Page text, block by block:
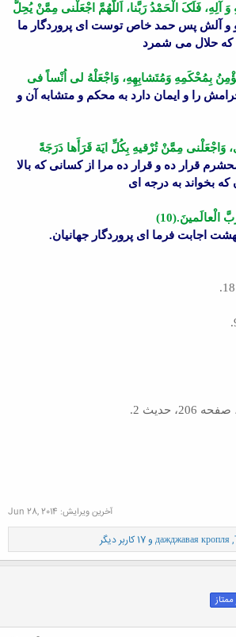
وَ آلِهِ، فَلَکَ الْحَمْدُ رَبَّنا، اَللّهُمَّ اجْعَلْنى مِمَّنْ یُحِلُّ
و آلش پس حمد خاص توست اى پروردگار ما
که حلال مى شمرد
بِمُحْکَمِهِ وَمُتَشابِهِهِ، وَاجْعَلْهُ لى اُنْساً فى
را و ایمان دارد به محکم و متشابه آن و
مِمَّنْ تُرْقیهِ بِکُلِّ ایَة قَرَأَها دَرَجَةً
قرار ده و قرار ده مرا از کسانى که بالا
که بخواند به درجه اى
اجابت فرما اى پروردگار جهانیان.
آخرین ویرایش: Jun 28, 2014
,
дажджавая кропля و 17 کاربر دیگر
ممتاز